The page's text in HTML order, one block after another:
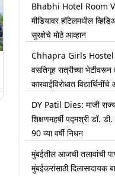
Bhabhi Hotel Room
मीडियावर हॉटेलमधील
सुरक्षेचे मोठे आव्हान
Chhapra Girls Hostel
वसतिगृह रात्रीच्या भेटीवरून
कारवाईविरोधात
DY Patil Dies: माजी
शिक्षणमहर्षी पद्मश्री डॉ.
90 व्या वर्षी निधन
मुंबईतील आजची तलावांची
मुंबईकरांसाठी दिलासादायक